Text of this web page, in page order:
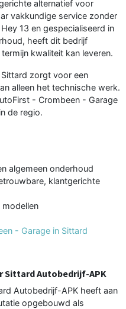
alternatief voor
vakkundige service zonder
13 en gespecialiseerd in
heeft dit bedrijf
kwaliteit kan leveren.
zorgt voor een
alleen het technische werk.
- Crombeen - Garage
de regio.
algemeen onderhoud
klantgerichte
modellen
- Garage in Sittard
Sittard Autobedrijf-APK
Autobedrijf-APK heeft aan
opgebouwd als